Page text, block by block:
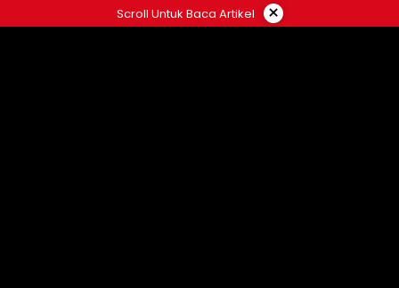
ke
Scroll Untuk Baca Artikel ×